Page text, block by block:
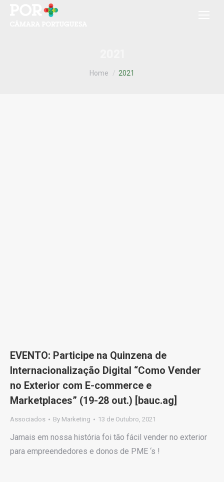
You are here:
Home 2021
EVENTO: Participe na Quinzena de
Internacionalização Digital “Como Vender
no Exterior com E-commerce e
Marketplaces” (19-28 out.) [bauc.ag]
Associados By Marketing 13 de Outubro, 2021
Jamais em nossa história foi tão fácil vender no exterior
para empreendedores e donos de PME ‘s !